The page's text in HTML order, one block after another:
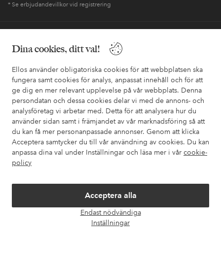
Dina cookies, ditt val!
Ellos använder obligatoriska cookies för att webbplatsen ska
fungera samt cookies för analys, anpassat innehåll och för att
ge dig en mer relevant upplevelse på vår webbplats. Denna
persondatan och dessa cookies delar vi med de annons- och
analysföretag vi arbetar med. Detta för att analysera hur du
använder sidan samt i främjandet av vår marknadsföring så att
du kan få mer personanpassade annonser. Genom att klicka
Acceptera samtycker du till vår användning av cookies. Du kan
anpassa dina val under Inställningar och läsa mer i vår cookie-
policy
Acceptera alla
Endast nödvändiga
Inställningar
* Se erbjudandevillkor vid registrering
I vår FAQ hittar du svaren på de vanligaste frågorna. Här finns
också information om hur du enklast kontaktar oss.
Kundservice Beställning Betalsätt
Mina sidor
Om Ellos